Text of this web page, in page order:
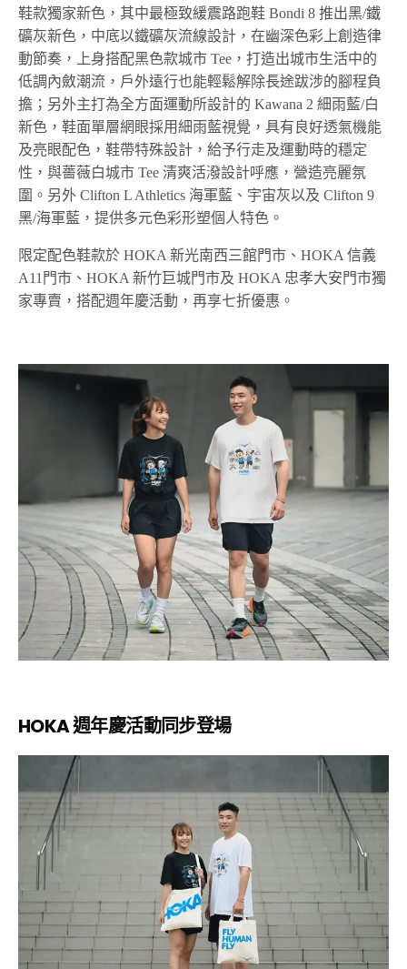
鞋款獨家新色，其中最極致緩震路跑鞋 Bondi 8 推出黑/鐵
礦灰新色，中底以鐵礦灰流線設計，在幽深色彩上創造律
動節奏，上身搭配黑色款城市 Tee，打造出城市生活中的
低調內斂潮流，戶外遠行也能輕鬆解除長途跋涉的腳程負
擔；另外主打為全方面運動所設計的 Kawana 2 細雨藍/白
新色，鞋面單層網眼採用細雨藍視覺，具有良好透氣機能
及亮眼配色，鞋帶特殊設計，給予行走及運動時的穩定
性，與薔薇白城市 Tee 清爽活潑設計呼應，營造亮麗氛
圍。另外 Clifton L Athletics 海軍藍 、宇宙灰以及 Clifton 9
黑/海軍藍，提供多元色彩形塑個人特色。
限定配色鞋款於 HOKA 新光南西三館門市、HOKA 信義
A11門市、HOKA 新竹巨城門市及 HOKA 忠孝大安門市獨
家專賣，搭配週年慶活動，再享七折優惠。
HOKA 週年慶活動同步登場